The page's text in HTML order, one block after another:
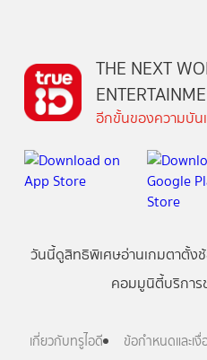
THE NEXT
อีกขั้นของความบัน
วันนี้ดูสิทธิพิเศษอ่านเกมตาตั้ง
คอมมูนิตี้บริการ
เกี่ยวกับทรูไอดี ข้อกำหนดและเงื่